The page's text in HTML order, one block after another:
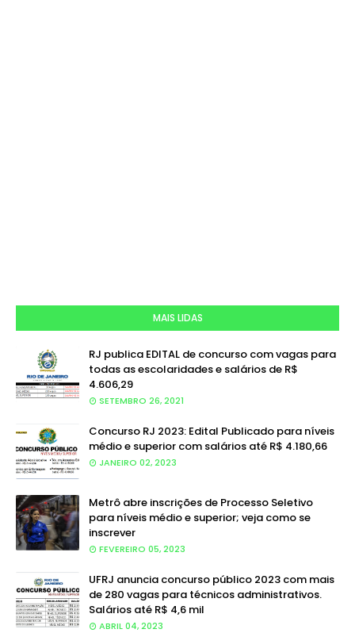
MAIS LIDAS
RJ publica EDITAL de concurso com vagas para
todas as escolaridades e salários de R$
4.606,29
SETEMBRO 26, 2021
Concurso RJ 2023: Edital Publicado para níveis
médio e superior com salários até R$ 4.180,66
JANEIRO 02, 2023
Metrô abre inscrições de Processo Seletivo
para níveis médio e superior; veja como se
inscrever
FEVEREIRO 05, 2023
UFRJ anuncia concurso público 2023 com mais
de 280 vagas para técnicos administrativos.
Salários até R$ 4,6 mil
ABRIL 04, 2023